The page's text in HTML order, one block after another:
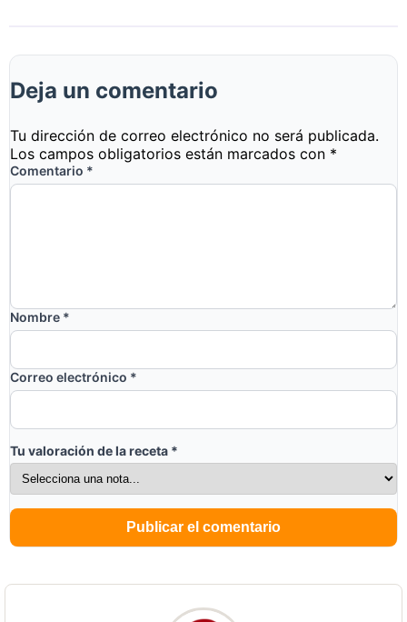
Deja un comentario
Tu dirección de correo electrónico no será publicada.
Los campos obligatorios están marcados con *
Comentario *
Nombre *
Correo electrónico *
Tu valoración de la receta *